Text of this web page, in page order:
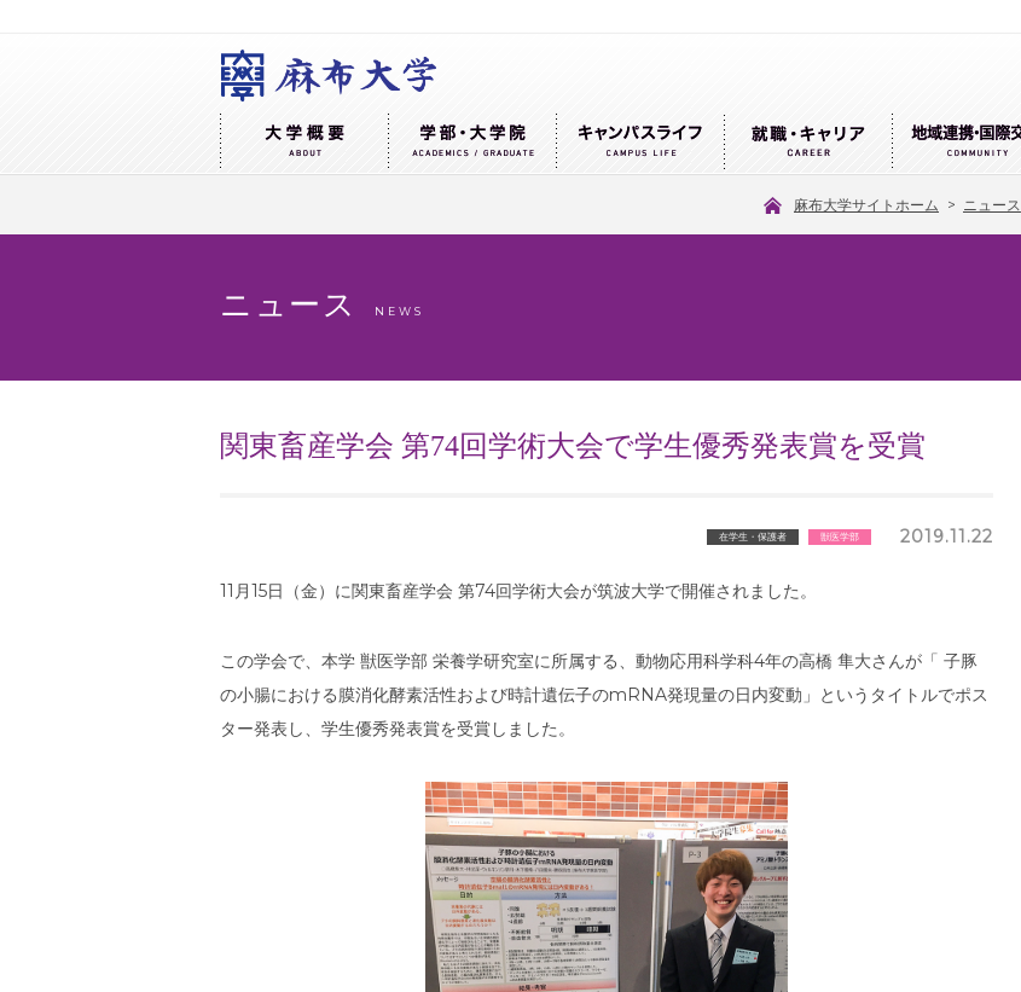
麻布大学サイトホーム > ニュース
ニュース NEWS
関東畜産学会 第74回学術大会で学生優秀発表賞を受賞
在学生・保護者 獣医学部 2019.11.22
11月15日（金）に関東畜産学会 第74回学術大会が筑波大学で開催されました。
この学会で、本学 獣医学部 栄養学研究室に所属する、動物応用科学科4年の高橋 隼大さんが「 子豚
の小腸における膜消化酵素活性および時計遺伝子のmRNA発現量の日内変動」というタイトルでポス
ター発表し、学生優秀発表賞を受賞しました。